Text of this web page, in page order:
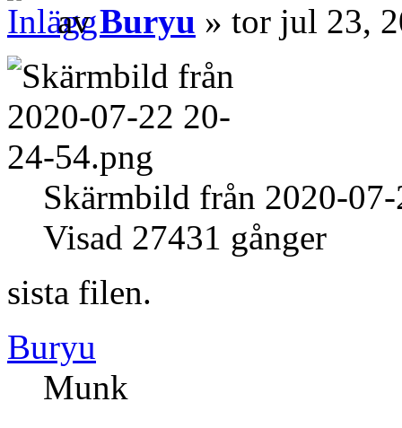
avBuryu » tor jul 23,
Skärmbild från 2020-
Visad 27431 gånger
sista filen.
Buryu
Munk